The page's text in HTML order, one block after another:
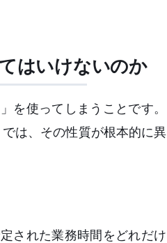
はいけないのか
を使ってしまうことです。
は、その性質が根本的に異
された業務時間をどれだけ